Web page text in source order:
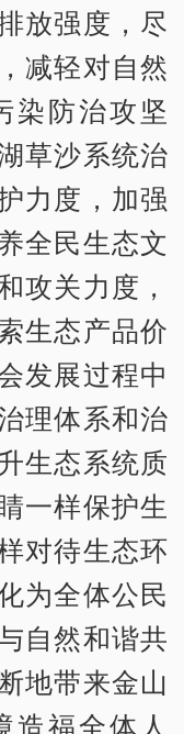
放强度，尽
减轻对自然
染防治攻坚
草沙系统治
力度，加强
全民生态文
攻关力度，
生态产品价
发展过程中
理体系和治
生态系统质
一样保护生
对待生态环
为全体公民
自然和谐共
地带来金山
造福全体人